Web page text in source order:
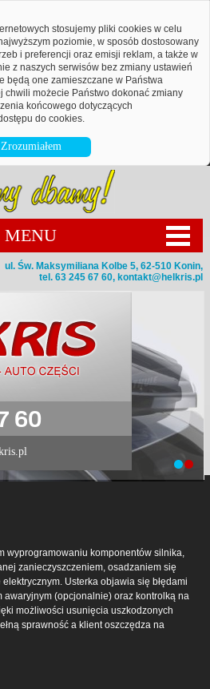
stosujemy pliki cookies w celu
poziomie, w sposób dostosowany
i preferencji oraz emisji reklam, a także w
z naszych serwisów bez zmiany ustawień
będą one zamieszczane w Państwa
chwili możecie Państwo dokonać zmiany
końcowego dotyczących
do cookies.
Zrozumiałem
MENU
ul. Św. Maksymiliana Kolbe 5, 62-510 Konin,
tel. 63 245 67 60, kontakt@helkris.pl
60
wyprogramowaniu komponentów silnika,
zanieczyszczeniem, osadzaniem się
Usterka objawia się błędami
awaryjnym (opcjonalnie) oraz kontrolką na
możliwości usunięcia uszkodzonych
sprawność a klient oszczędza na